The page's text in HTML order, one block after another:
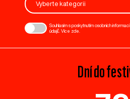
Vyberte kategorii
Souhlasím s poskytnutím osobních
údajů. Více zde
Dní do